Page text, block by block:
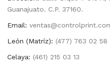
Guanajuato. C.P. 37160.
Email:
León (Matríz): (477) 763 02
Celaya: (461) 215 03 13